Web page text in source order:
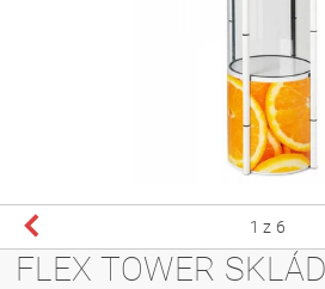
1 z 6
FLEX TOWER